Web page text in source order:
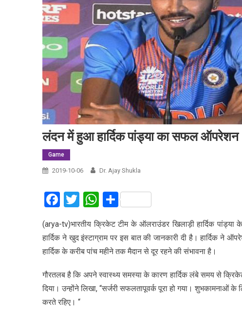
लंदन में हुआ हार्दिक पांड्या का सफल ऑपरेशन
Game
2019-10-06 Dr. Ajay Shukla
Facebook
TwitterWhatsApp
Share
(arya-tv)भारतीय​ क्रिकेट टीम के ऑलराउंडर खिलाड़ी हार्दिक
हार्दिक ने खुद इंस्टाग्राम पर इस बात की जानकारी दी है। हार्दिक
हार्दिक के करीब पांच महीने तक मैदान से दूर रहने की संभावना है।
गौरतलब है कि अपने स्वास्थ्य समस्या के कारण हार्दिक लंबे समय से
दिया। उन्होंने लिखा, “सर्जरी सफलतापूवर्क पूरा हो गया। शुभकामनाओं
करते रहिए। “